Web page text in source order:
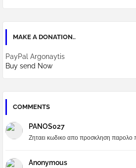
MAKE A DONATION..
PayPal Argonaytis
Buy send Now
COMMENTS
PANOS027
Ζηταει κωδικο απο προσκληση
Anonymous